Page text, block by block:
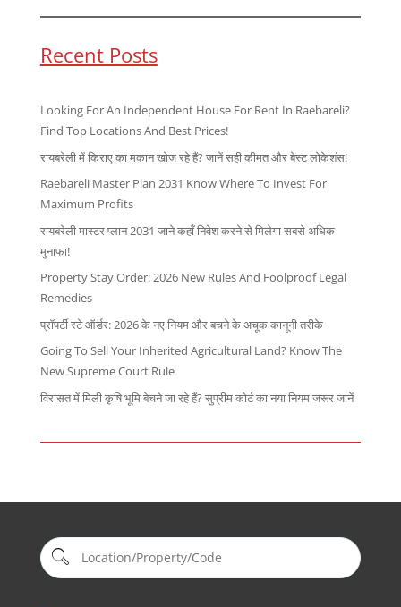
Recent Posts
Looking For An Independent House For Rent In Raebareli?
Find Top Locations And Best Prices!
रायबरेली में किराए का मकान खोज रहे हैं? जानें सही कीमत और बेस्ट लोकेशंस!
Raebareli Master Plan 2031 Know Where To Invest For
Maximum Profits
रायबरेली मास्टर प्लान 2031 जाने कहाँ निवेश करने से मिलेगा सबसे अधिक
मुनाफा!
Property Stay Order: 2026 New Rules And Foolproof Legal
Remedies
प्रॉपर्टी स्टे ऑर्डर: 2026 के नए नियम और बचने के अचूक कानूनी तरीके
Going To Sell Your Inherited Agricultural Land? Know The
New Supreme Court Rule
विरासत में मिली कृषि भूमि बेचने जा रहे हैं? सुप्रीम कोर्ट का नया नियम जरूर जानें